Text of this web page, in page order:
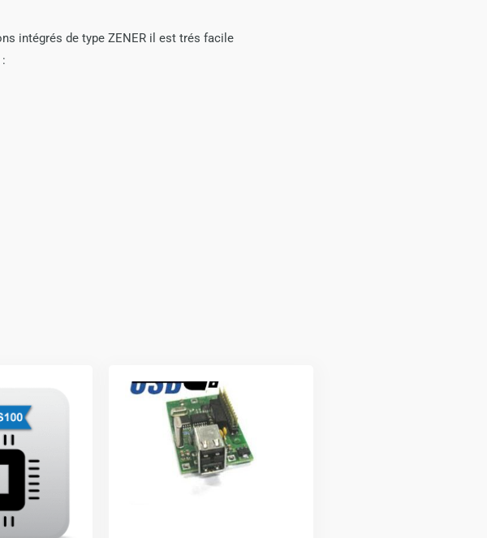
intégrés de type ZENER il est trés facile